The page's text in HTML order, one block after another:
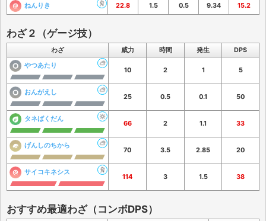
ねんりき 22.8 1.5 0.5 9.34 15.2
わざ２（ゲージ技）
わざ 威力 時間 発生
DPS
やつあたり
10 2 1 5
おんがえし
25 0.5 0.1 50
タネばくだん
66 2 1.1 33
げんしのちから
70 3.5 2.85 20
サイコキネシス
114 3 1.5 38
おすすめ最適わざ（コンボDPS）